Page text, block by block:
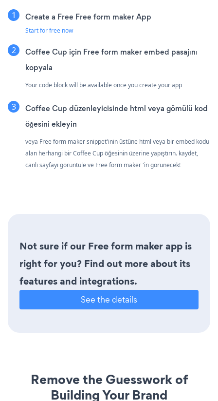
Create a Free Free form maker App
Start for free now
Coffee Cup için Free form maker embed pasajını
kopyala
Your code block will be available once you create your app
Coffee Cup düzenleyicisinde html veya gömülü kod
öğesini ekleyin
veya Free form maker snippet'inin üstüne html veya bir embed kodu
alan herhangi bir Coffee Cup öğesinin üzerine yapıştırın. kaydet,
canlı sayfayı görüntüle ve Free form maker 'in görünecek!
Not sure if our Free form maker app is
right for you? Find out more about its
features and integrations.
See the details
Remove the Guesswork of
Building Your Brand